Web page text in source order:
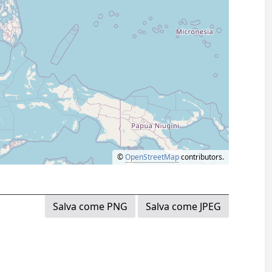
©OpenStreetMapcontributors.
Salva come PNG Salva come JPEG